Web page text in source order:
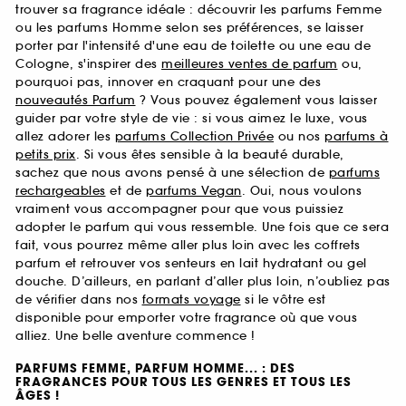
trouver sa fragrance idéale : découvrir les parfums Femme
ou les parfums Homme selon ses préférences, se laisser
porter par l'intensité d'une eau de toilette ou une eau de
Cologne, s'inspirer des meilleures ventes de parfum ou,
pourquoi pas, innover en craquant pour une des
nouveautés Parfum ? Vous pouvez également vous laisser
guider par votre style de vie : si vous aimez le luxe, vous
allez adorer les parfums Collection Privée ou nos parfums à
petits prix. Si vous êtes sensible à la beauté durable,
sachez que nous avons pensé à une sélection de parfums
rechargeables et de parfums Vegan. Oui, nous voulons
vraiment vous accompagner pour que vous puissiez
adopter le parfum qui vous ressemble. Une fois que ce sera
fait, vous pourrez même aller plus loin avec les coffrets
parfum et retrouver vos senteurs en lait hydratant ou gel
douche. D’ailleurs, en parlant d’aller plus loin, n’oubliez pas
de vérifier dans nos formats voyage si le vôtre est
disponible pour emporter votre fragrance où que vous
alliez. Une belle aventure commence !
PARFUMS FEMME, PARFUM HOMME... : DES
FRAGRANCES POUR TOUS LES GENRES ET TOUS LES
ÂGES !